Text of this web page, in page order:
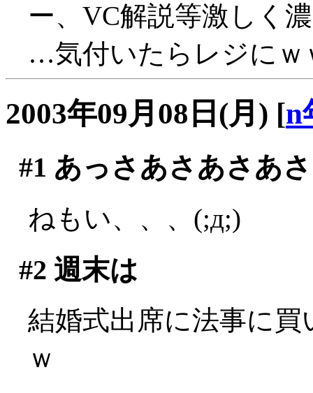
ー、VC解説等激しく
…気付いたらレジにｗ
2003年09月08日(月) [n
#1 あっさあさあさあ
ねもい、、、(;д;)
#2 週末は
結婚式出席に法事に
ｗ